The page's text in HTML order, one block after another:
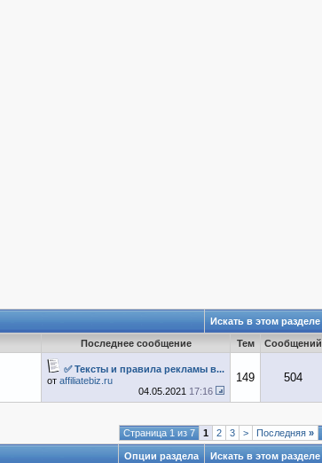
Искать в этом разделе
Последнее сообщение Тем Сообщений
✅ Тексты и правила рекламы в...
от affiliatebiz.ru
04.05.2021 17:16
149 504
Страница 1 из 7 1 2 3 > Последняя »
Опции раздела Искать в этом разделе